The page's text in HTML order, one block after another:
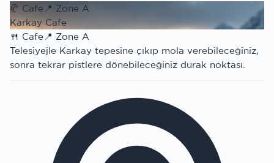
🥐 Cafe 📍 Zone A
Karkay Cafe
🍴 Cafe📍 Zone A
Telesiyejle Karkay tepesine çıkıp mola verebileceğiniz,
sonra tekrar pistlere dönebileceğiniz durak noktası.